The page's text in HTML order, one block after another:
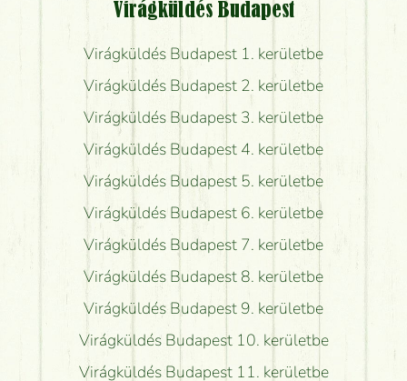
Virágküldés Budapest
Virágküldés Budapest 1. kerületbe
Virágküldés Budapest 2. kerületbe
Virágküldés Budapest 3. kerületbe
Virágküldés Budapest 4. kerületbe
Virágküldés Budapest 5. kerületbe
Virágküldés Budapest 6. kerületbe
Virágküldés Budapest 7. kerületbe
Virágküldés Budapest 8. kerületbe
Virágküldés Budapest 9. kerületbe
Virágküldés Budapest 10. kerületbe
Virágküldés Budapest 11. kerületbe